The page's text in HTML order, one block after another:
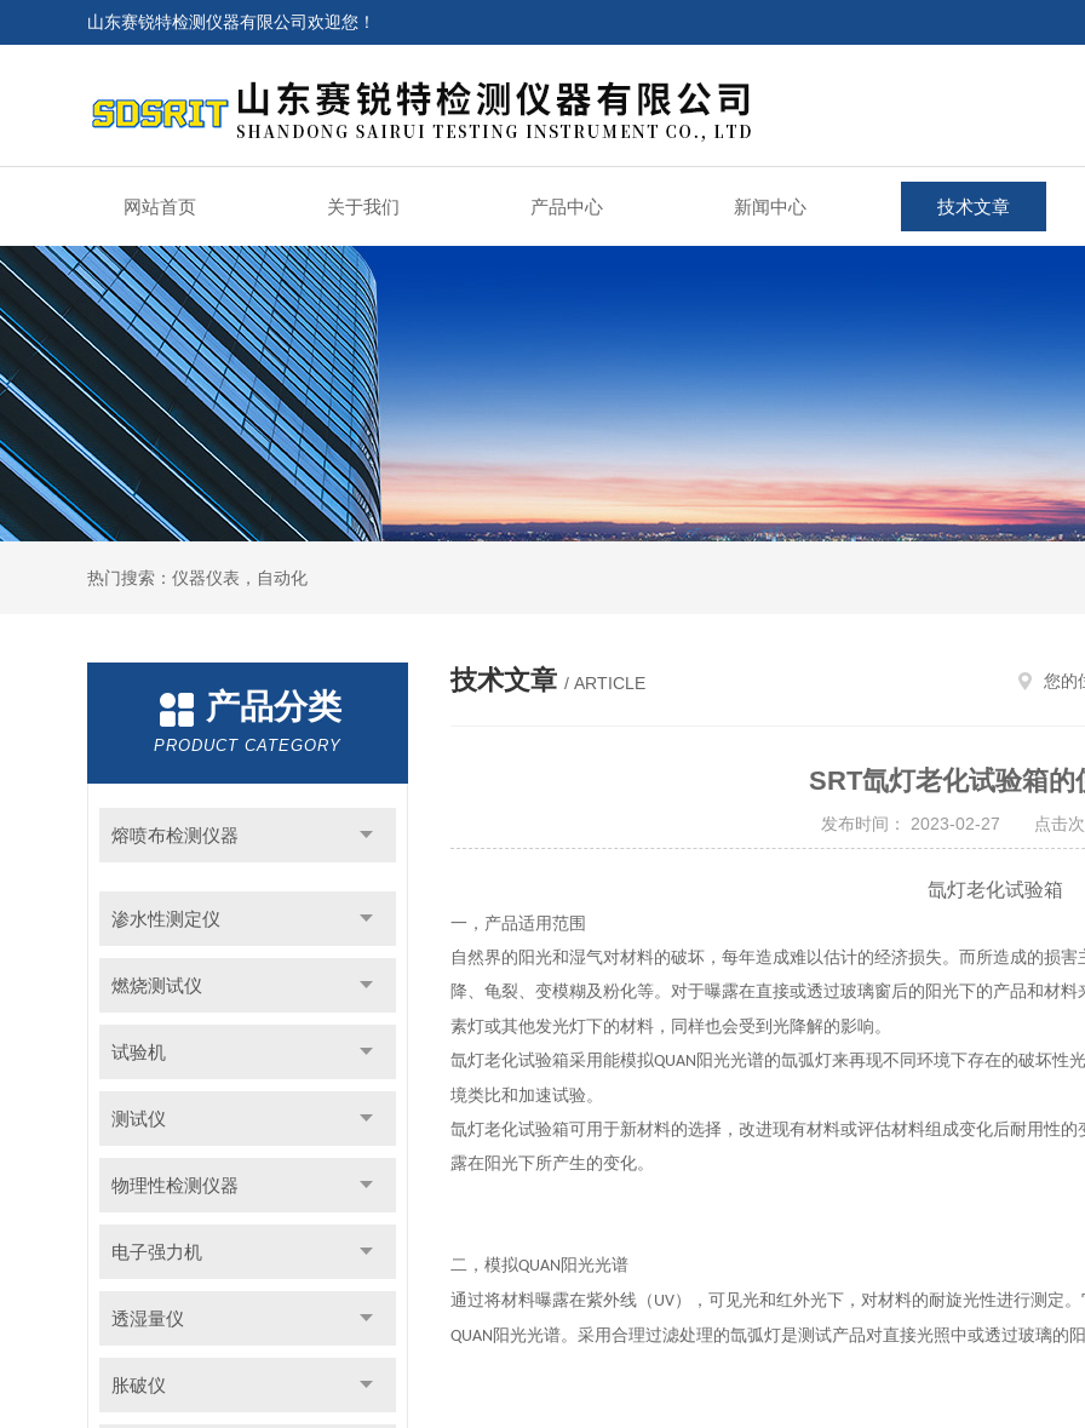
山东赛锐特检测仪器有限公司欢迎您！
网站首页 关于我们 产品中心 新闻中心 技术文章
热门搜索：仪器仪表，自动化
产品分类
PRODUCT CATEGORY
熔喷布检测仪器
渗水性测定仪
燃烧测试仪
试验机
测试仪
物理性检测仪器
电子强力机
透湿量仪
胀破仪
技术文章 / ARTICLE 您的
SRT氙灯老化试验箱的
发布时间： 2023-02-27 点击次
氙灯老化试验箱
一， 产品适用范围
自然界的阳光和湿气对材料的破坏，每年造成难以估计的经济损失。而所造成的损
降、龟裂、变模糊及粉化等。对于曝露在直接或透过玻璃窗后的阳光下的产品和材
素灯或其他发光灯下的材料，同样也会受到光降解的影响。
氙灯老化试验箱采用能模拟QUAN 阳光光谱的氙弧灯来再现不同环境下存在的破坏性
境类比和加速试验。
氙灯老化试验箱可用于新材料的选择，改进现有材料或评估材料组成变化后耐用性
露在阳光下所产生的变化。
二， 模拟QUAN 阳光光谱
通过将材料曝露在紫外线（ UV），可见光和红外光下，对材料的耐旋光性进行测定
QUAN 阳光光谱。采用合理过滤处理的氙弧灯是测试产品对直接光照中或透过玻璃的